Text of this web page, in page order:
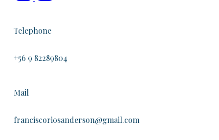
Telephone
+56 9 82289804
Mail
franciscoriosanderson@gmail.com